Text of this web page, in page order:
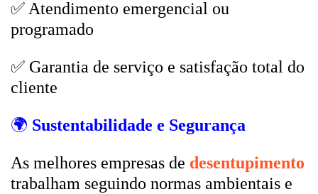
✅ Atendimento emergencial ou
programado
✅ Garantia de serviço e satisfação total do
cliente
🌍 Sustentabilidade e Segurança
As melhores empresas de desentupimento
trabalham seguindo normas ambientais e